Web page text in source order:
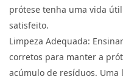
prótese tenha uma vida
satisfeito.
Limpeza Adequada:
corretos para manter a
acúmulo de resíduos.